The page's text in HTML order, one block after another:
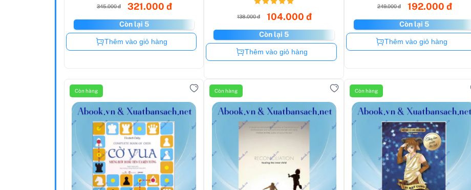
345.000 đ 321.000 đ
Còn lại 5
Còn hàng
Thêm vào giỏ hàng
138.000 đ 104.000 đ
Còn lại 5
Còn hàng
Thêm vào giỏ hàng
249.000 đ 192.000 đ
Còn lại 5
Còn hàng
Thêm vào giỏ hàng
Còn hàng Còn hàng Còn hàng